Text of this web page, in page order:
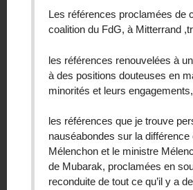
Les références proclamées de
coalition du FdG, à Mitterrand
les références renouvelées à
à des positions douteuses en
minorités et leurs
les références que je trouve
nauséabondes sur la différence
Mélenchon et le ministre
de Mubarak, proclamées en
reconduite de tout ce qu’il y a